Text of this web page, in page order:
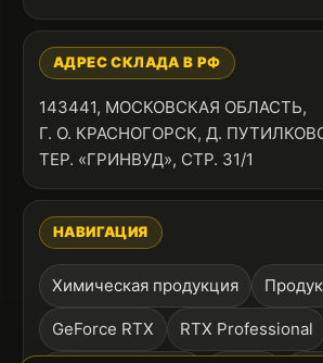
АДРЕС СКЛАДА В РФ
143441, МОСКОВСКАЯ ОБЛАСТЬ,
Г. О. КРАСНОГОРСК, Д.
ТЕР. «ГРИНВУД», СТР. 31/1
НАВИГАЦИЯ
Химическая продукция
GeForce RTX RTX Professional